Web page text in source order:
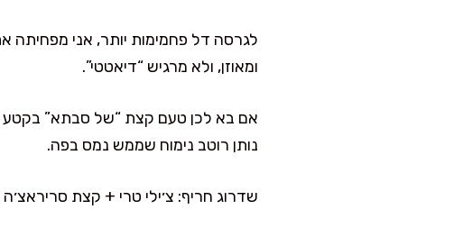
לגרסה דל פחמימות יותר, אני מפחיתה
ומאוזן, ולא מרגיש “דיאטטי”.
אם בא לכן טעם קצת “של סבתא” בקטע
נותן רוטב נימוח שממש נמס בפה.
שדרוג חריף: צ׳ילי טרי + קצת